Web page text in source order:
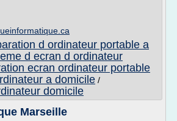
d ordinateur portable a
d ecran d ordinateur
ecran ordinateur portable
a domicile /
domicile
Marseille